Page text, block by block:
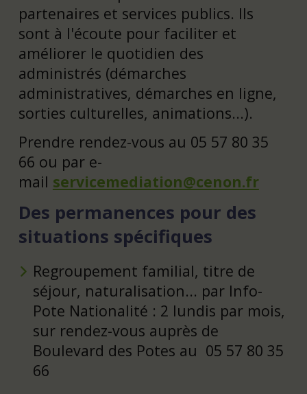
partenaires et services publics. Ils
sont à l'écoute pour faciliter et
améliorer le quotidien des
administrés (démarches
administratives, démarches en ligne,
sorties culturelles, animations...).
Prendre rendez-vous au 05 57 80 35
66 ou par e-
mail servicemediation@cenon.fr
Des permanences pour des
situations spécifiques
Regroupement familial, titre de
séjour, naturalisation... par Info-
Pote Nationalité : 2 lundis par mois,
sur rendez-vous auprès de
Boulevard des Potes au 05 57 80 35
66